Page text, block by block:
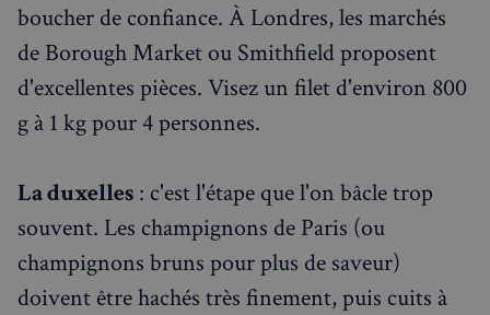
boucher de confiance. À Londres, les marchés
de Borough Market ou Smithfield proposent
d'excellentes pièces. Visez un filet d'environ 800
g à 1 kg pour 4 personnes.
La duxelles : c'est l'étape que l'on bâcle trop
souvent. Les champignons de Paris (ou
champignons bruns pour plus de saveur)
doivent être hachés très finement, puis cuits à